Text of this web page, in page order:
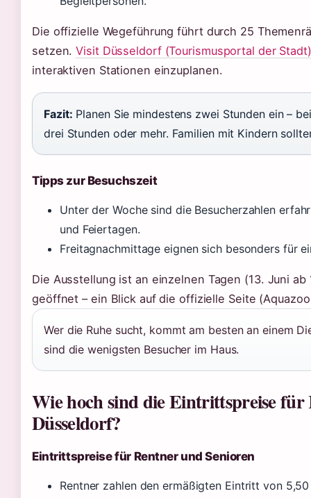
Die offizielle Wegeführung führt durch 25
setzen.Visit Düsseldorf (Tourismusportal der Stadt)
interaktiven Stationen einzuplanen.
Fazit: Planen Sie mindestens zwei Stunden ein –
drei Stunden oder mehr. Familien mit Kindern
Tipps zur Besuchszeit
Unter der Woche sind die Besucherzahlen
und Feiertagen.
Freitagnachmittage eignen sich besonders für
Die Ausstellung ist an einzelnen Tagen (13. Juni
geöffnet – ein Blick auf die offizielle Seite
Wer die Ruhe sucht, kommt am besten an einem
sind die wenigsten Besucher im Haus.
Wie hoch sind die Eintrittspreise für
Düsseldorf?
Eintrittspreise für Rentner und Senioren
Rentner zahlen den ermäßigten Eintritt von